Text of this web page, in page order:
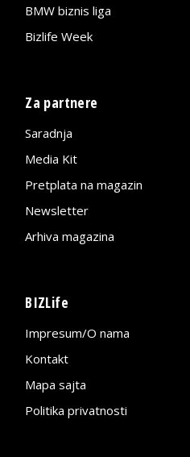
BMW biznis liga
Bizlife Week
Za partnere
Saradnja
Media Kit
Pretplata na magazin
Newsletter
Arhiva magazina
BIZLife
Impresum/O nama
Kontakt
Mapa sajta
Politika privatnosti